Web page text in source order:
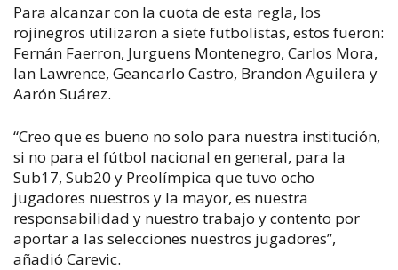
Para alcanzar con la cuota de esta regla, los
rojinegros utilizaron a siete futbolistas, estos fueron:
Fernán Faerron, Jurguens Montenegro, Carlos Mora,
Ian Lawrence, Geancarlo Castro, Brandon Aguilera y
Aarón Suárez.
“Creo que es bueno no solo para nuestra institución,
si no para el fútbol nacional en general, para la
Sub17, Sub20 y Preolímpica que tuvo ocho
jugadores nuestros y la mayor, es nuestra
responsabilidad y nuestro trabajo y contento por
aportar a las selecciones nuestros jugadores”,
añadió Carevic.